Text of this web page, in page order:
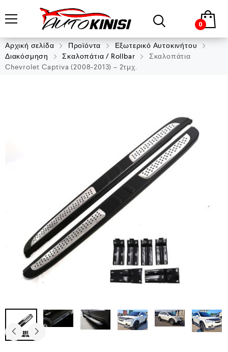
0
Αρχική σελίδα Προϊόντα
Εξωτερικό Αυτοκινήτου
Διακόσμηση
Σκαλοπάτια / Rollbar
Σκαλοπάτια
Chevrolet Captiva (2008-2013) – 2τμχ.